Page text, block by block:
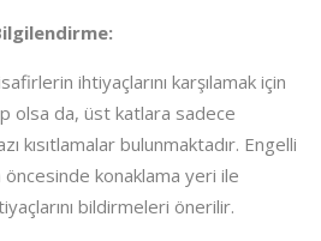
ihtiyaçlarını karşılamak için
olsa da, üst katlara sadece
kısıtlamalar bulunmaktadır. Engelli
konaklama yeri ile
bildirmeleri önerilir.